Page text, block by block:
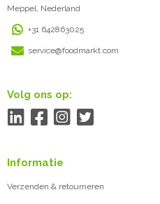
Meppel, Nederland
+31 642863025
service@foodmarkt.com
Volg ons op:
Informatie
Verzenden & retourneren